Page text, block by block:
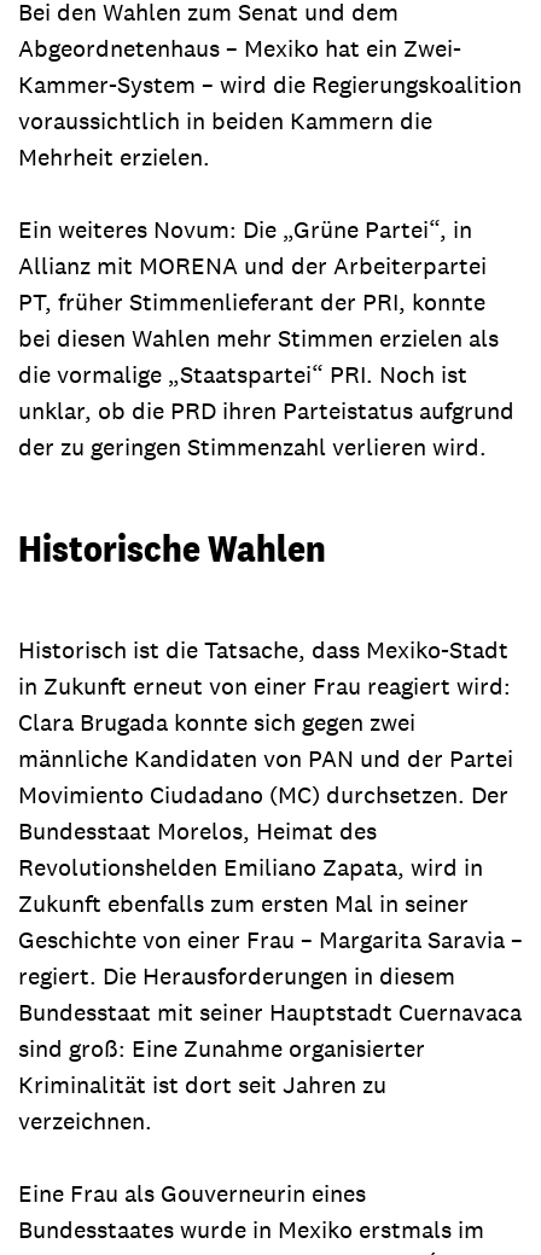
Bei den Wahlen zum Senat und dem
Abgeordnetenhaus – Mexiko hat ein Zwei-
Kammer-System – wird die Regierungskoalition
voraussichtlich in beiden Kammern die
Mehrheit erzielen.
Ein weiteres Novum: Die „Grüne Partei“, in
Allianz mit MORENA und der Arbeiterpartei
PT, früher Stimmenlieferant der PRI, konnte
bei diesen Wahlen mehr Stimmen erzielen als
die vormalige „Staatspartei“ PRI. Noch ist
unklar, ob die PRD ihren Parteistatus aufgrund
der zu geringen Stimmenzahl verlieren wird.
Historische Wahlen
Historisch ist die Tatsache, dass Mexiko-Stadt
in Zukunft erneut von einer Frau reagiert wird:
Clara Brugada konnte sich gegen zwei
männliche Kandidaten von PAN und der Partei
Movimiento Ciudadano (MC) durchsetzen. Der
Bundesstaat Morelos, Heimat des
Revolutionshelden Emiliano Zapata, wird in
Zukunft ebenfalls zum ersten Mal in seiner
Geschichte von einer Frau – Margarita Saravia –
regiert. Die Herausforderungen in diesem
Bundesstaat mit seiner Hauptstadt Cuernavaca
sind groß: Eine Zunahme organisierter
Kriminalität ist dort seit Jahren zu
verzeichnen.
Eine Frau als Gouverneurin eines
Bundesstaates wurde in Mexiko erstmals im